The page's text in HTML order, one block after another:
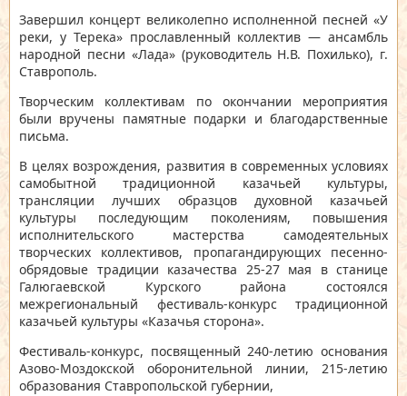
Завершил концерт великолепно исполненной песней «У
реки, у Терека» прославленный коллектив — ансамбль
народной песни «Лада» (руководитель Н.В. Похилько), г.
Ставрополь.
Творческим коллективам по окончании мероприятия
были вручены памятные подарки и благодарственные
письма.
В целях возрождения, развития в современных условиях
самобытной традиционной казачьей культуры,
трансляции лучших образцов духовной казачьей
культуры последующим поколениям, повышения
исполнительского мастерства самодеятельных
творческих коллективов, пропагандирующих песенно-
обрядовые традиции казачества 25-27 мая в станице
Галюгаевской Курского района состоялся
межрегиональный фестиваль-конкурс традиционной
казачьей культуры «Казачья сторона».
Фестиваль-конкурс, посвященный 240-летию основания
Азово-Моздокской оборонительной линии, 215-летию
образования Ставропольской губернии,